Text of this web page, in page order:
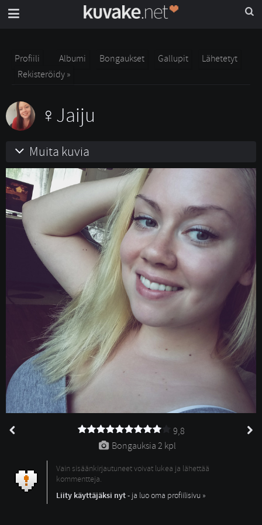
Profiili Albumi Bongaukset Gallupit
Lähetetyt
Rekisteröidy »
Jaiju
Muita kuvia
9,8
Bongauksia 2 kpl
Vain sisäänkirjautuneet voivat lukea ja lähettää
kommentteja.
Liity käyttäjäksi nyt- ja luo oma profiilisivu »